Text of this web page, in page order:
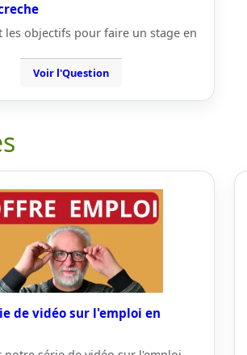
les objectifs pour faire un stage en
Voir l'Question
de vidéo sur l'emploi en